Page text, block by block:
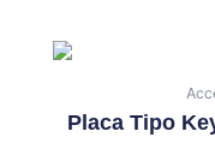
Placa Tipo